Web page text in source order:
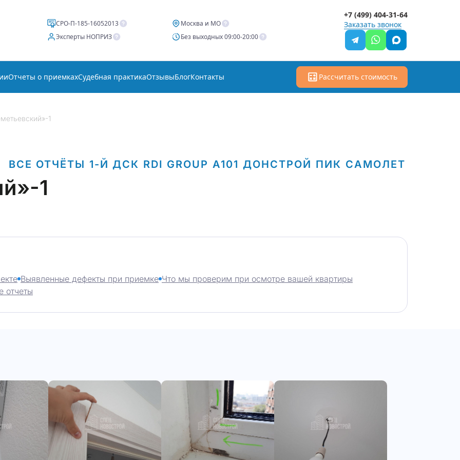
СРО-П-185-16052013
Москва и МО
Эксперты НОПРИЗ
Без выходных 09:00-20:00
Заказать звонок
+7 (499) 404-31-64
Отчеты о приемкахСудебная практикаОтзывыБлогКонтакты Рассчитать стоимость
1
1
ВСЕ ОТЧЁТЫ 1-Й ДСК RDI GROUP А101 ДОНСТРОЙ ПИК САМОЛЕТ
Выявленные дефекты при приемке Что мы проверим при осмотре вашей квартиры
отчеты